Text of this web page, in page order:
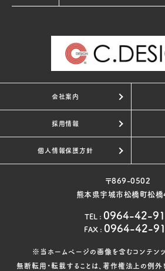
会社案内
採用情報
個人情報保護方針
〒869-0502
熊本県宇城市松橋町松
TEL : 0964-42-
FAX : 0964-42-
※当ホームページの画像を含むコンテン
無断転用・転載することは、著作権法上の例外